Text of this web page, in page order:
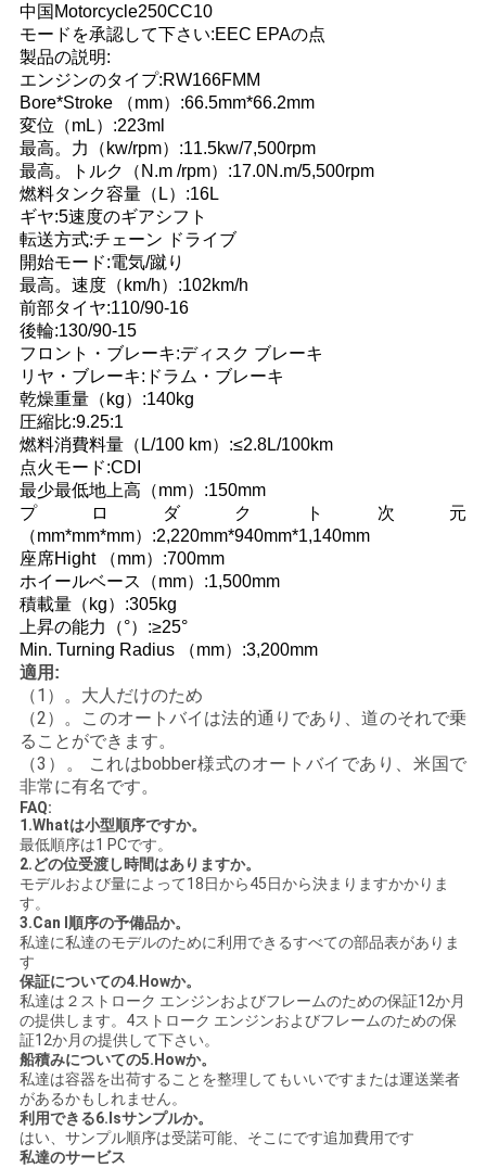
引
用
を
要
求
し
な
さ
い
地
図
プ
ラ
イ
バ
シ
ー
ポ
リ
シ
ー
中国Motorcycle250CC10
モードを承認して下さい:EEC EPAの点
製品の説明:
エンジンのタイプ:RW166FMM
Bore*Stroke （mm）:66.5mm*66.2mm
変位（mL）:223ml
最高。力（kw/rpm）:11.5kw/7,500rpm
最高。トルク（N.m /rpm）:17.0N.m/5,500rpm
燃料タンク容量（L）:16L
ギヤ:5速度のギアシフト
転送方式:チェーン ドライブ
開始モード:電気/蹴り
最高。速度（km/h）:102km/h
前部タイヤ:110/90-16
後輪:130/90-15
フロント・ブレーキ:ディスク ブレーキ
リヤ・ブレーキ:ドラム・ブレーキ
乾燥重量（kg）:140kg
圧縮比:9.25:1
燃料消費料量（L/100 km）:≤2.8L/100km
点火モード:CDI
最少最低地上高（mm）:150mm
プロダクト次元
（mm*mm*mm）:2,220mm*940mm*1,140mm
座席Hight （mm）:700mm
ホイールベース（mm）:1,500mm
積載量（kg）:305kg
上昇の能力（°）:≥25°
Min. Turning Radius （mm）:3,200mm
適用:
（1）。大人だけのため
（2）。このオートバイは法的通りであり、道のそれで乗
ることができます。
（3）。 これはbobber様式のオートバイであり、米国で
非常に有名です。
FAQ:
1.Whatは小型順序ですか。
最低順序は1 PCです。
2.どの位受渡し時間はありますか。
モデルおよび量によって18日から45日から決まりますかかりま
す。
3.Can I順序の予備品か。
私達に私達のモデルのために利用できるすべての部品表がありま
す
保証についての4.Howか。
私達は２ストローク エンジンおよびフレームのための保証12か月
の提供します。4ストローク エンジンおよびフレームのための保
証12か月の提供して下さい。
船積みについての5.Howか。
私達は容器を出荷することを整理してもいいですまたは運送業者
があるかもしれません。
利用できる6.Isサンプルか。
はい、サンプル順序は受諾可能、そこにです追加費用です
私達のサービス